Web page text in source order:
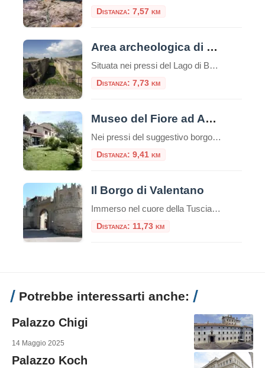
Distanza: 7,57 km
Area archeologica di Volsinii
Situata nei pressi del Lago di Bolsena, l’area archeologica di Volsinii rappresenta una delle più affascinanti testimonianze della civiltà etrusca e del successivo periodo romano. L’antica città di Volsinii, nota anche come Volsinii Veteres, fu un importante centro etrusco e un fulcro culturale e politico dell’Etruria, prima di essere conquistata e rifondata dai Romani nel […]
Distanza: 7,73 km
Museo del Fiore ad Acquapendente
Nei pressi del suggestivo borgo di Torre Alfina si trova il Museo del Fiore, all’interno della Riserva Naturale Monte Rufeno. Il Museo del Fiore sviluppato intorno al mondo del fiore e dedicato alla biodiversità del territorio è un museo interattivo e multimediale.Indice dei contenutiLa Storia di VolsiniiI Resti ArcheologiciLe Scoperte RecentiL’Importanza Culturale e TuristicaINFORMAZIONI: All’interno […]
Distanza: 9,41 km
Il Borgo di Valentano
Immerso nel cuore della Tuscia viterbese, a pochi passi dalle rive scintillanti del Lago di Bolsena, sorge Valentano, un borgo che incanta per la sua ricca storia, le sue preziose architetture e un panorama mozzafiato che abbraccia la campagna laziale. Un luogo dove il tempo sembra scorrere più lento, ideale per chi cerca una fuga […]
Distanza: 11,73 km
Potrebbe interessarti anche:
Palazzo Chigi
14 Maggio 2025
Palazzo Koch